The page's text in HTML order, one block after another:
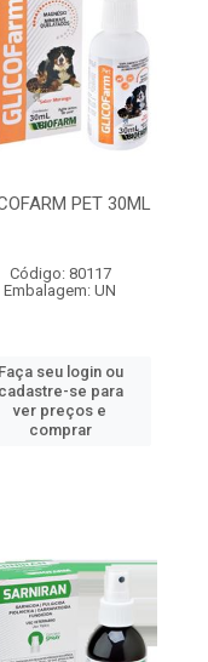
PET 30ML
Código: 80117
Embalagem: UN
Faça seu login ou
cadastre-se para
ver preços e
comprar